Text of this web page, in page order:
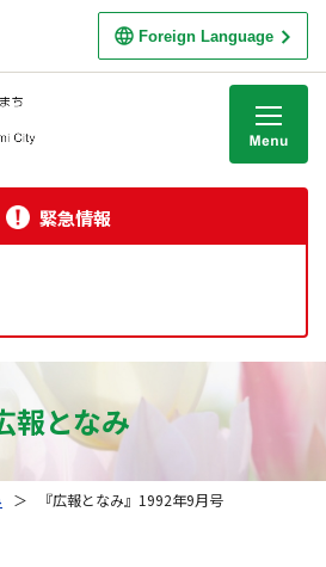
Foreign Language
緊急情報
報となみ
＞ 『広報となみ』1992年9月号